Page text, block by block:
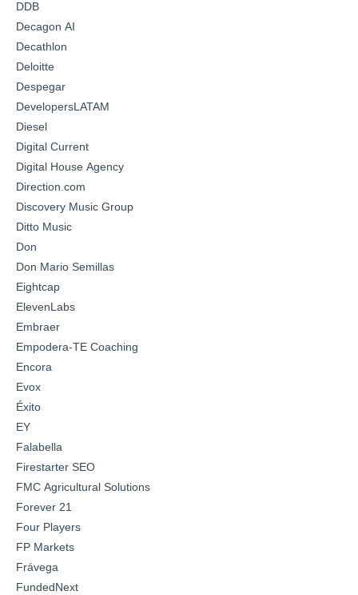
DDB
Decagon AI
Decathlon
Deloitte
Despegar
DevelopersLATAM
Diesel
Digital Current
Digital House Agency
Direction.com
Discovery Music Group
Ditto Music
Don
Don Mario Semillas
Eightcap
ElevenLabs
Embraer
Empodera-TE Coaching
Encora
Evox
Éxito
EY
Falabella
Firestarter SEO
FMC Agricultural Solutions
Forever 21
Four Players
FP Markets
Frávega
FundedNext